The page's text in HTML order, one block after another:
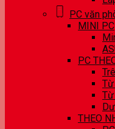
PC văn
MINI PC
PC
THEO